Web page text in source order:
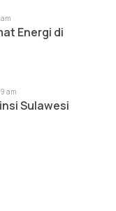
Energi di
am
Sulawesi